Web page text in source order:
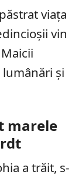
viața
vin
și
marele
a trăit, s-